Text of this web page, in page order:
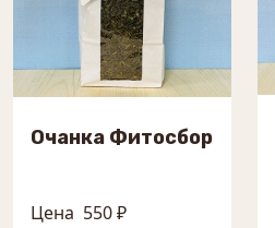
Очанка Фитосбор
Цена 550 ₽